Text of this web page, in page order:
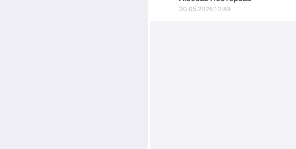
30.05.2026 10:49